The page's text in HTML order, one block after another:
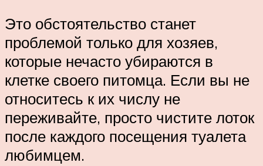
Это обстоятельство станет
проблемой только для хозяев,
которые нечасто убираются в
клетке своего питомца. Если вы не
относитесь к их числу не
переживайте, просто чистите лоток
после каждого посещения туалета
любимцем.